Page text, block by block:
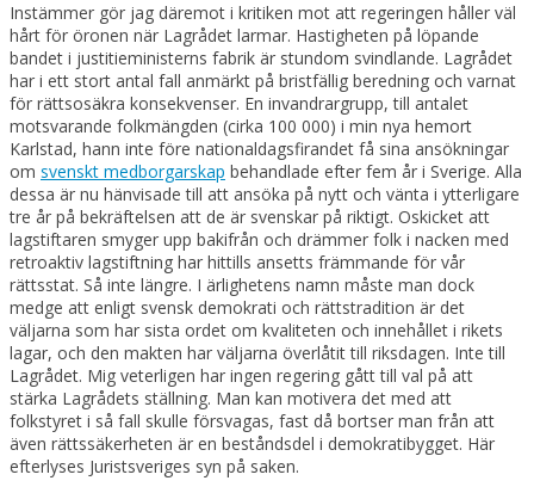
Instämmer gör jag däremot i kritiken mot att regeringen håller väl
hårt för öronen när Lagrådet larmar. Hastigheten på löpande
bandet i justitieministerns fabrik är stundom svindlande. Lagrådet
har i ett stort antal fall anmärkt på bristfällig beredning och varnat
för rättsosäkra konsekvenser. En invandrargrupp, till antalet
motsvarande folkmängden (cirka 100 000) i min nya hemort
Karlstad, hann inte före nationaldagsfirandet få sina ansökningar
om svenskt medborgarskap behandlade efter fem år i Sverige. Alla
dessa är nu hänvisade till att ansöka på nytt och vänta i ytterligare
tre år på bekräftelsen att de är svenskar på riktigt. Oskicket att
lagstiftaren smyger upp bakifrån och drämmer folk i nacken med
retroaktiv lagstiftning har hittills ansetts främmande för vår
rättsstat. Så inte längre. I ärlighetens namn måste man dock
medge att enligt svensk demokrati och rättstradition är det
väljarna som har sista ordet om kvaliteten och innehållet i rikets
lagar, och den makten har väljarna överlåtit till riksdagen. Inte till
Lagrådet. Mig veterligen har ingen regering gått till val på att
stärka Lagrådets ställning. Man kan motivera det med att
folkstyret i så fall skulle försvagas, fast då bortser man från att
även rättssäkerheten är en beståndsdel i demokratibygget. Här
efterlyses Juristsveriges syn på saken.